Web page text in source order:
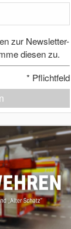
zur Newsletter-
diesen zu.
* Pflichtfeld